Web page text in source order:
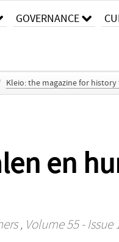
GOVERNANCE
Kleio: the magazine for history
en
, Volume 55 - Issue